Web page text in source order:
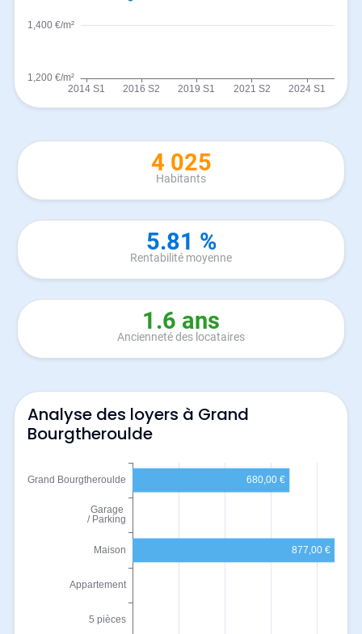
4 025
Habitants
5.81 %
Rentabilité moyenne
1.6 ans
Ancienneté des locataires
Analyse des loyers à Grand
Bourgtheroulde